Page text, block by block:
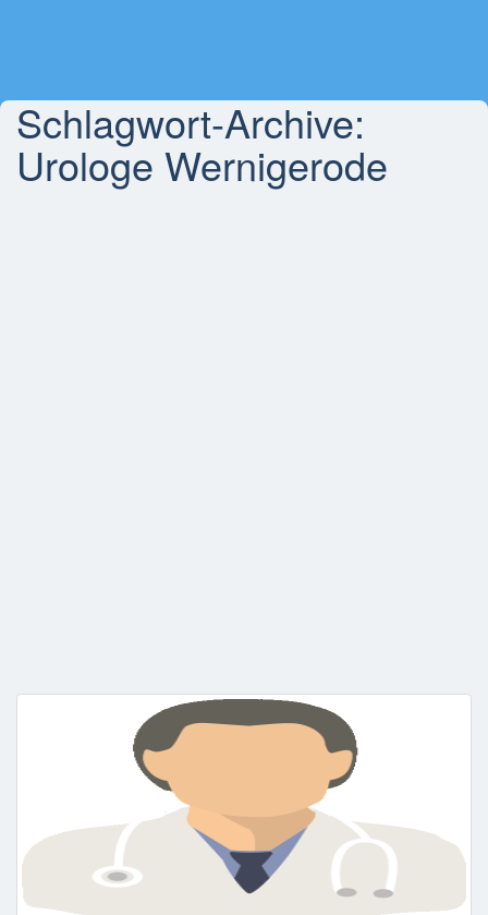
Schlagwort-Archive:
Urologe Wernigerode